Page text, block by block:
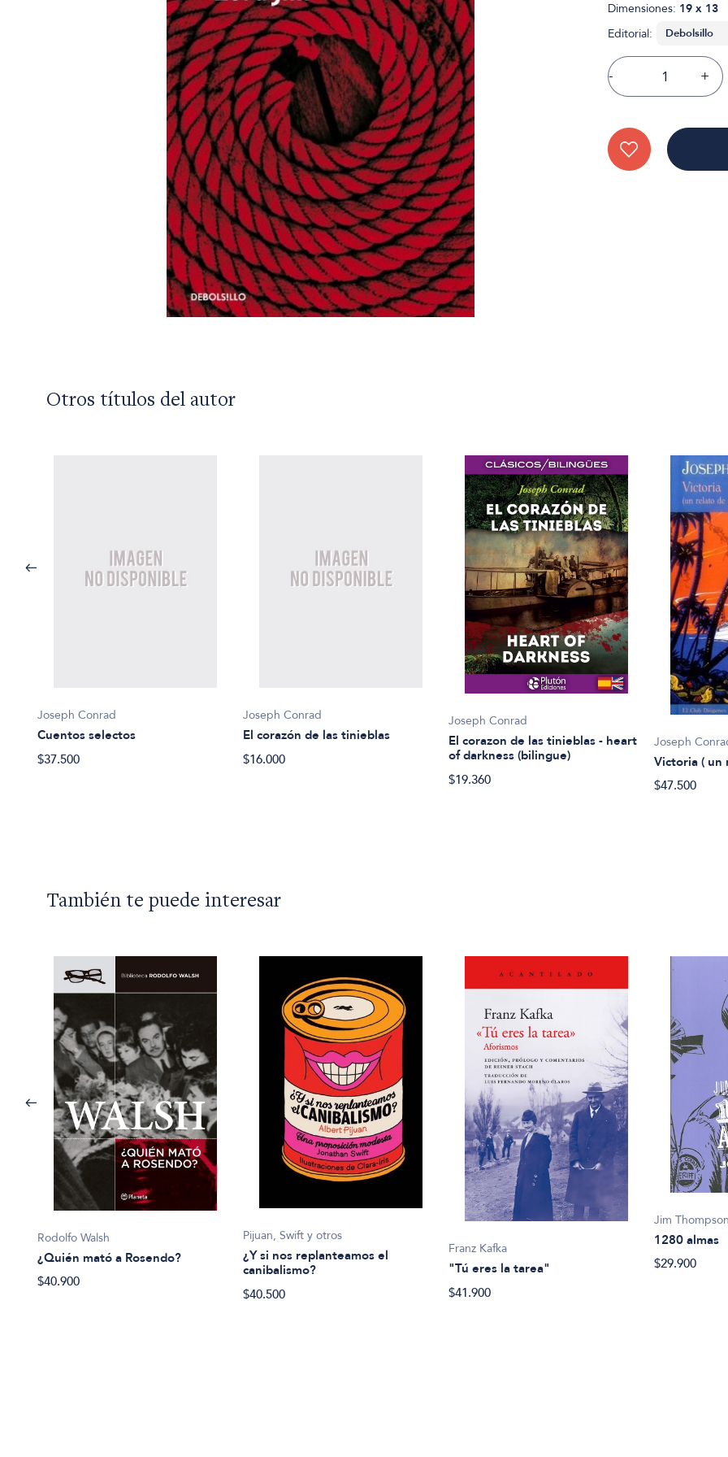
Dimensiones: 19 x 13
Editorial:
- +
Otros títulos del autor
Joseph Conrad
Cuentos selectos
$37.500
Joseph Conrad
El corazón de las tinieblas
$16.000
Joseph Conrad
El corazon de las tinieblas - heart
of darkness (bilingue)
$19.360
Joseph
Victoria ( un
$47.500
También te puede interesar
Rodolfo Walsh
¿Quién mató a Rosendo?
$40.900
Pijuan, Swift y otros
¿Y si nos replanteamos el
canibalismo?
$40.500
Franz Kafka
"Tú eres la tarea"
$41.900
Jim Thompson
1280 almas
$29.900